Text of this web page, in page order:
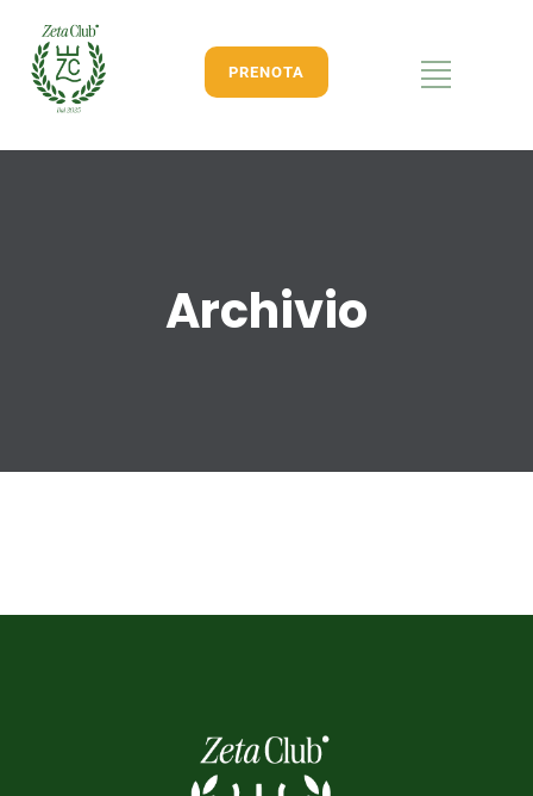
PRENOTA
Archivio